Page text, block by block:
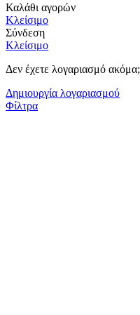
Καλάθι αγορών
Κλείσιμο
Σύνδεση
Κλείσιμο
Δεν έχετε λογαριασμό ακόμα;
Δημιουργία λογαριασμού
Φίλτρα